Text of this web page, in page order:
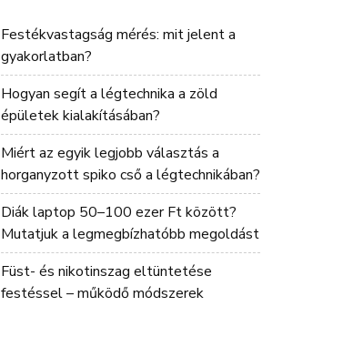
Festékvastagság mérés: mit jelent a
gyakorlatban?
Hogyan segít a légtechnika a zöld
épületek kialakításában?
Miért az egyik legjobb választás a
horganyzott spiko cső a légtechnikában?
Diák laptop 50–100 ezer Ft között?
Mutatjuk a legmegbízhatóbb megoldást
Füst- és nikotinszag eltüntetése
festéssel – működő módszerek